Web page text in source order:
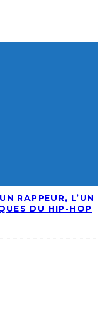
RAPPEUR, L’UN
DU HIP-HOP